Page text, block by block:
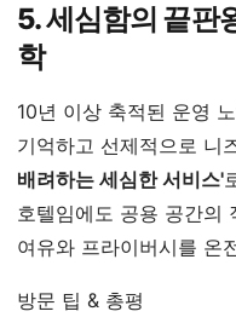
5. 세심함의 끝판
학
10년 이상 축적된 운영
기억하고 선제적으로 니
배려하는 세심한 서비스'
호텔임에도 공용 공간의
여유와 프라이버시를 온
방문 팁 & 총평